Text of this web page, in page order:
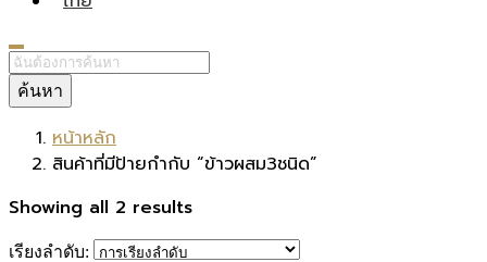
ค้นหา
หน้าหลัก
สินค้าที่มีป้ายกำกับ “ข้าวผสม3ชนิด”
Showing all 2 results
เรียงลำดับ: